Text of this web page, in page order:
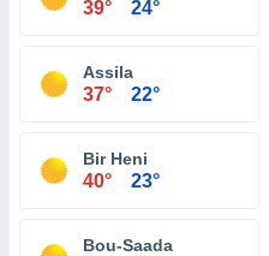
39° 24°
Assila
37° 22°
Bir Heni
40° 23°
Bou-Saada